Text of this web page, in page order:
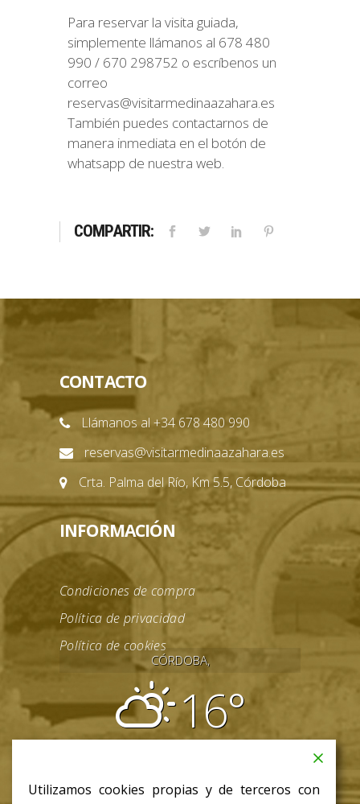
Para reservar la visita guiada,
simplemente llámanos al 678 480
990 / 670 298752 o escríbenos un
correo
reservas@visitarmedinaazahara.es
También puedes contactarnos de
manera inmediata en el botón de
whatsapp de nuestra web.
COMPARTIR:
CONTACTO
Llámanos al +34 678 480 990
reservas@visitarmedinaazahara.es
Crta. Palma del Río, Km 5.5, Córdoba
INFORMACIÓN
Condiciones de compra
Política de privacidad
Política de cookies
CÓRDOBA,
16°
jue
Utilizamos cookies propias y de terceros con